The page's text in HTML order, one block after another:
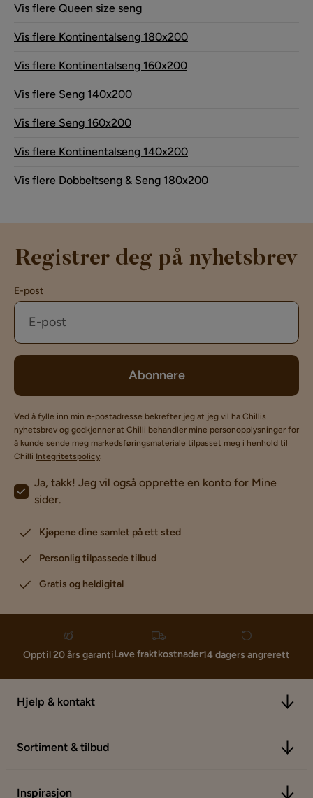
Vis flere Queen size seng
Vis flere Kontinentalseng 180x200
Vis flere Kontinentalseng 160x200
Vis flere Seng 140x200
Vis flere Seng 160x200
Vis flere Kontinentalseng 140x200
Vis flere Dobbeltseng & Seng 180x200
Registrer deg på nyhetsbrev
E-post
Abonnere
Ved å fylle inn min e-postadresse bekrefter jeg at jeg vil ha Chillis
nyhetsbrev og godkjenner at Chilli behandler mine personopplysninger for
å kunde sende meg markedsføringsmateriale tilpasset meg i henhold til
Chilli Integritetspolicy.
Ja, takk! Jeg vil også opprette en konto for Mine
sider.
Kjøpene dine samlet på ett sted
Personlig tilpassede tilbud
Gratis og heldigital
Opptil 20 års garantiLave fraktkostnader14 dagers angrerett
Hjelp & kontakt
Sortiment & tilbud
Inspirasjon